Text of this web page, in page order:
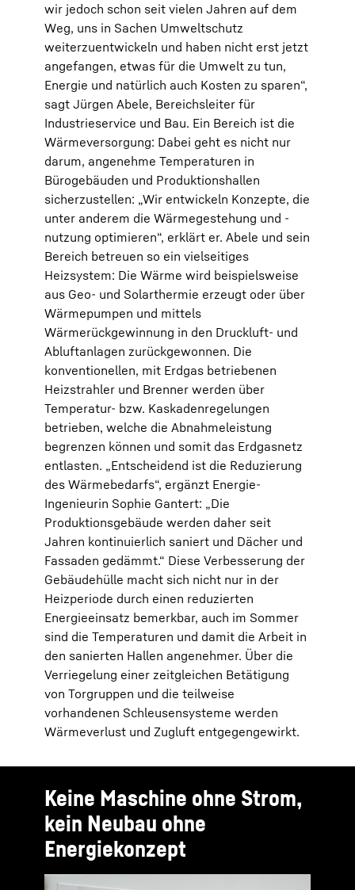
wir jedoch schon seit vielen Jahren auf dem
Weg, uns in Sachen Umweltschutz
weiterzuentwickeln und haben nicht erst jetzt
angefangen, etwas für die Umwelt zu tun,
Energie und natürlich auch Kosten zu sparen“,
sagt Jürgen Abele, Bereichsleiter für
Industrieservice und Bau. Ein Bereich ist die
Wärmeversorgung: Dabei geht es nicht nur
darum, angenehme Temperaturen in
Bürogebäuden und Produktionshallen
sicherzustellen: „Wir entwickeln Konzepte, die
unter anderem die Wärmegestehung und -
nutzung optimieren“, erklärt er. Abele und sein
Bereich betreuen so ein vielseitiges
Heizsystem: Die Wärme wird beispielsweise
aus Geo- und Solarthermie erzeugt oder über
Wärmepumpen und mittels
Wärmerückgewinnung in den Druckluft- und
Abluftanlagen zurückgewonnen. Die
konventionellen, mit Erdgas betriebenen
Heizstrahler und Brenner werden über
Temperatur- bzw. Kaskadenregelungen
betrieben, welche die Abnahmeleistung
begrenzen können und somit das Erdgasnetz
entlasten. „Entscheidend ist die Reduzierung
des Wärmebedarfs“, ergänzt Energie-
Ingenieurin Sophie Gantert: „Die
Produktionsgebäude werden daher seit
Jahren kontinuierlich saniert und Dächer und
Fassaden gedämmt.“ Diese Verbesserung der
Gebäudehülle macht sich nicht nur in der
Heizperiode durch einen reduzierten
Energieeinsatz bemerkbar, auch im Sommer
sind die Temperaturen und damit die Arbeit in
den sanierten Hallen angenehmer. Über die
Verriegelung einer zeitgleichen Betätigung
von Torgruppen und die teilweise
vorhandenen Schleusensysteme werden
Wärmeverlust und Zugluft entgegengewirkt.
Keine Maschine ohne Strom,
kein Neubau ohne
Energiekonzept